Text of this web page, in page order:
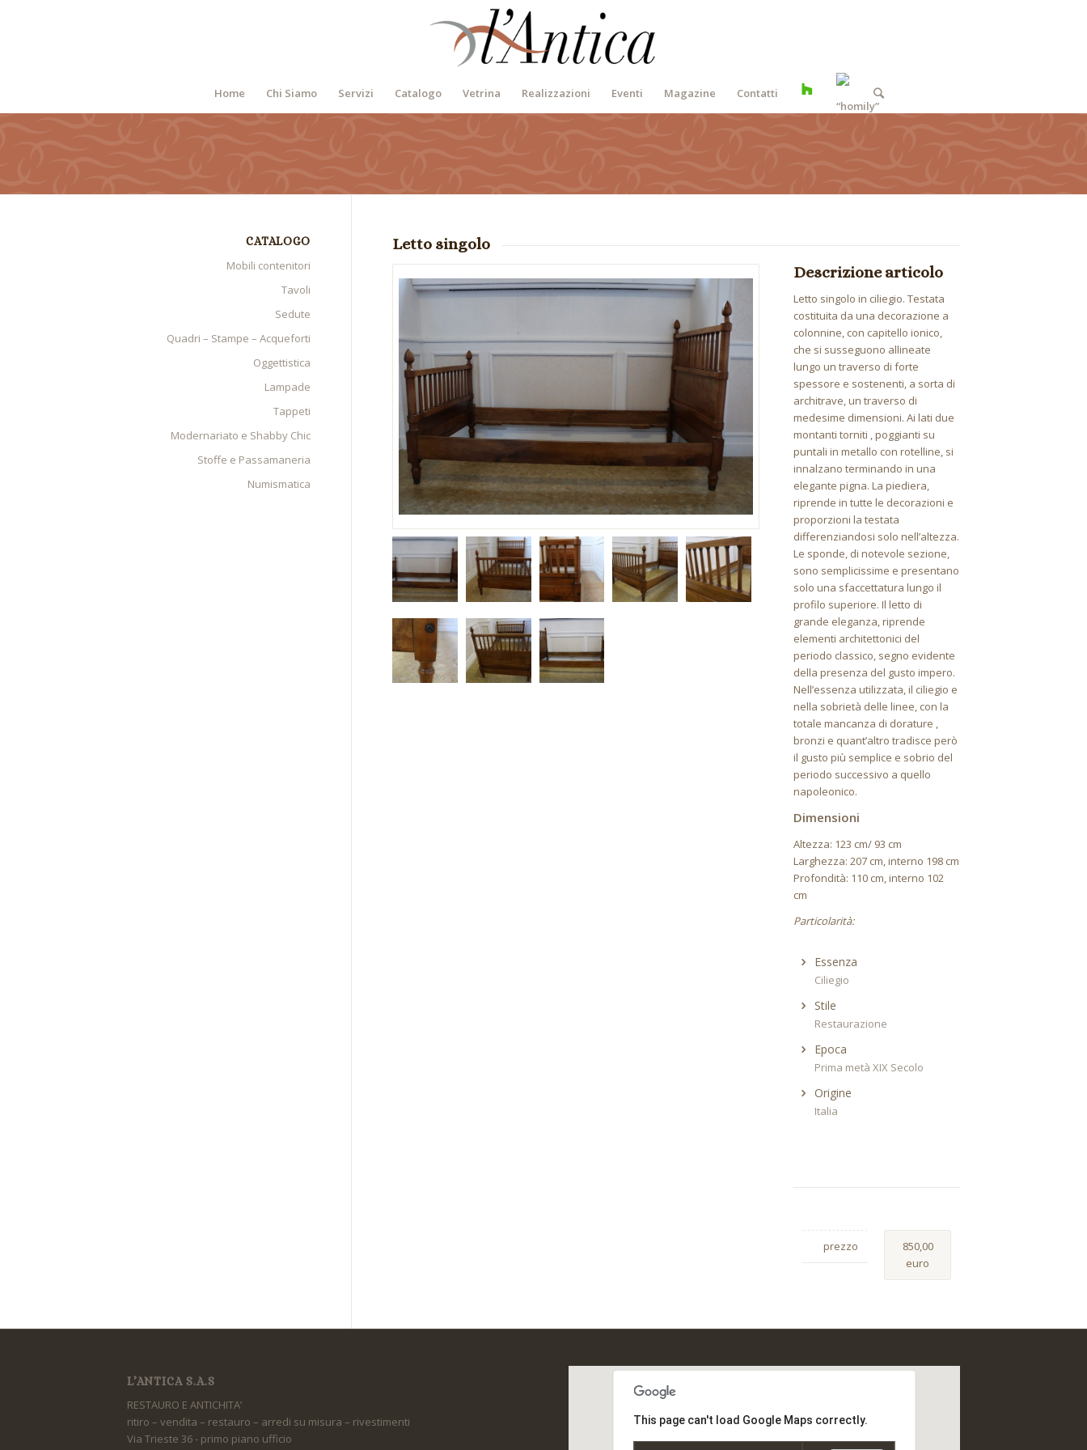
Home Chi Siamo Servizi Catalogo Vetrina Realizzazioni Eventi Magazine Contatti
Letto singolo
Descrizione articolo
Letto singolo in ciliegio. Testata
costituita da una decorazione a
colonnine, con capitello ionico,
che si susseguono allineate
lungo un traverso di forte
spessore e sostenenti, a sorta di
architrave, un traverso di
medesime dimensioni. Ai lati due
montanti torniti , poggianti su
puntali in metallo con rotelline, si
innalzano terminando in una
elegante pigna. La piediera,
riprende in tutte le decorazioni e
proporzioni la testata
differenziandosi solo nell’altezza.
Le sponde, di notevole sezione,
sono semplicissime e presentano
solo una sfaccettatura lungo il
profilo superiore. Il letto di
grande eleganza, riprende
elementi architettonici del
periodo classico, segno evidente
della presenza del gusto impero.
Nell’essenza utilizzata, il ciliegio e
nella sobrietà delle linee, con la
totale mancanza di dorature ,
bronzi e quant’altro tradisce però
il gusto più semplice e sobrio del
periodo successivo a quello
napoleonico.
Dimensioni
Altezza: 123 cm/ 93 cm
Larghezza: 207 cm, interno 198 cm
Profondità: 110 cm, interno 102
cm
Particolarità:
Essenza
Ciliegio
Stile
Restaurazione
Epoca
Prima metà XIX Secolo
Origine
Italia
prezzo
850,00
euro
CATALOGO
Mobili contenitori
Tavoli
Sedute
Quadri – Stampe – Acqueforti
Oggettistica
Lampade
Tappeti
Modernariato e Shabby Chic
Stoffe e Passamaneria
Numismatica
L’ANTICA S.A.S
RESTAURO E ANTICHITA’
ritiro – vendita – restauro – arredi su misura – rivestimenti
Via Trieste 36 - primo piano ufficio
This page can't load Google Maps correctly.